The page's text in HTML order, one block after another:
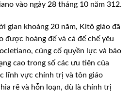
vào ngày 28 tháng 10 năm 312.
gian khoảng 20 năm, Kitô giáo đã
được hoàng đế và cả đế chế yêu
củng cố quyền lực và bảo
cao trong số các ưu tiên của
lĩnh vực chính trị và tôn giáo
rẽ và hỗn loạn, dù là chính trị